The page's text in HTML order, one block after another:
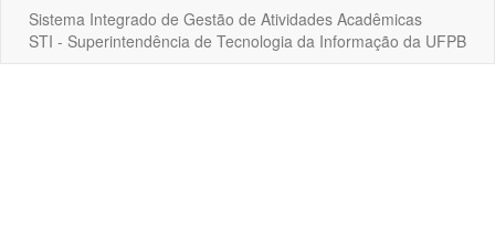
Sistema Integrado de Gestão de Atividades Acadêmicas
STI - Superintendência de Tecnologia da Informação da UFPB